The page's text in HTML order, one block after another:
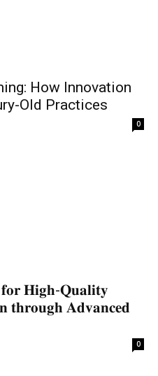
How Innovation
Old Practices
0
𝐇𝐢𝐠𝐡-𝐐𝐮𝐚𝐥𝐢𝐭𝐲
𝐭𝐡𝐫𝐨𝐮𝐠𝐡 𝐀𝐝𝐯𝐚𝐧𝐜𝐞𝐝
0